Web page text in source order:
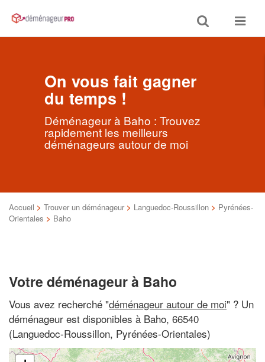
Toggle
search
Toggle
On vous fait gagner
du temps !
Déménageur à Baho : Trouvez
rapidement les meilleurs
déménageurs autour de moi
Accueil > Trouver un déménageur > Languedoc-Roussillon > Pyrénées-
Orientales > Baho
Votre déménageur à Baho
Vous avez recherché "déménageur autour de moi" ? Un
déménageur est disponibles à Baho, 66540
(Languedoc-Roussillon, Pyrénées-Orientales)